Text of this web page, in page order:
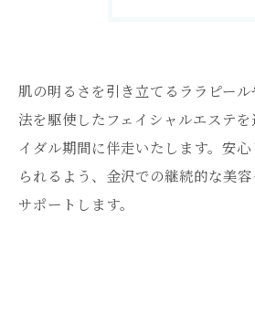
肌の明るさを引き立てるララピー
法を駆使したフェイシャルエステ
イダル期間に伴走いたします。安
られるよう、金沢での継続的な美
サポートします。